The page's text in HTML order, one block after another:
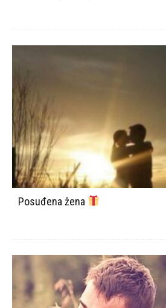
Posuđena žena